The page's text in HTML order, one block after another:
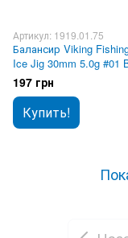
Артикул: 1919.01.75
Балансир Viking
Ice Jig 30mm 5.0g #01
Glam
197 грн
Купить!